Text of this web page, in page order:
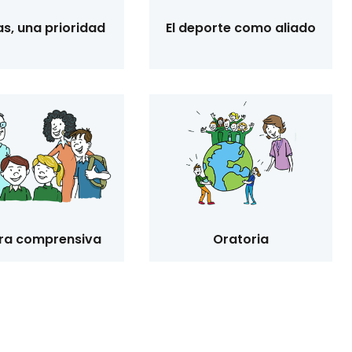
una prioridad El deporte como aliado
comprensiva Oratoria